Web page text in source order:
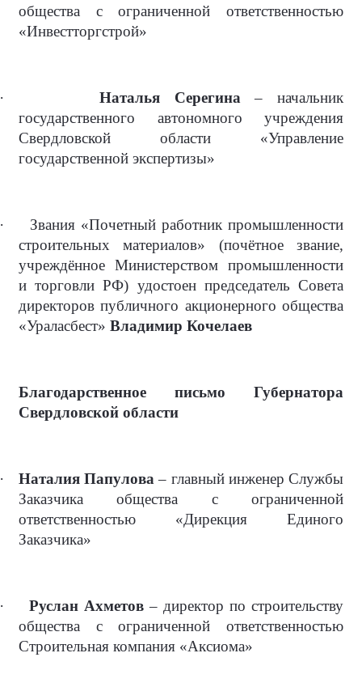
общества с ограниченной ответственностью
«Инвестторгстрой»
· Наталья Серегина – начальник
государственного автономного учреждения
Свердловской области «Управление
государственной экспертизы»
·
Звания «Почетный работник промышленности
строительных материалов» (почётное звание,
учреждённое Министерством промышленности
и торговли РФ) удостоен председатель Совета
директоров публичного акционерного общества
«Ураласбест» Владимир Кочелаев
Благодарственное письмо Губернатора
Свердловской области
· Наталия Папулова – главный инженер Службы
Заказчика общества с ограниченной
ответственностью «Дирекция Единого
Заказчика»
· Руслан Ахметов – директор по строительству
общества с ограниченной ответственностью
Строительная компания «Аксиома»